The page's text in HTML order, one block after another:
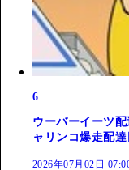
6
ウーバーイーツ
ャリンコ爆走配達
2026年07月02日